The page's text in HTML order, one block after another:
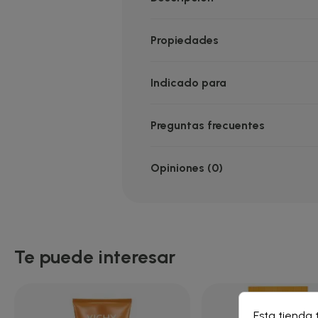
Propiedades
Indicado para
Preguntas frecuentes
Opiniones (0)
Te puede interesar